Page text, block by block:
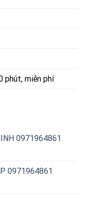
phút, miễn phí
0971964861
0971964861